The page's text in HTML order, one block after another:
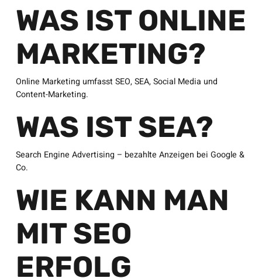
WAS IST ONLINE
MARKETING?
Online Marketing umfasst SEO, SEA, Social Media und
Content-Marketing.
WAS IST SEA?
Search Engine Advertising – bezahlte Anzeigen bei Google &
Co.
WIE KANN MAN
MIT SEO
ERFOLG